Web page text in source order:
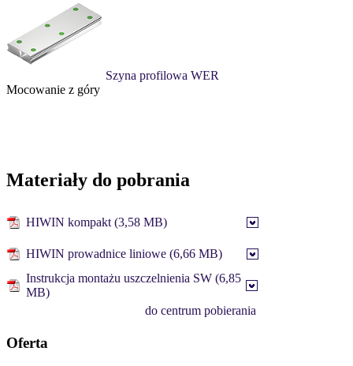
Szyna profilowa WER
Mocowanie z góry
Materiały do pobrania
HIWIN kompakt (3,58 MB)
HIWIN prowadnice liniowe (6,66 MB)
Instrukcja montażu uszczelnienia SW (6,85
MB)
do centrum pobierania
Oferta